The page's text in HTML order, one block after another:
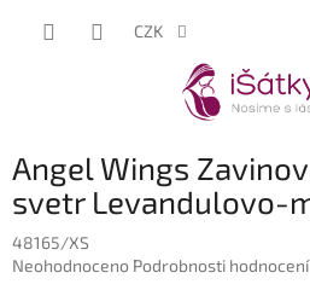
CZK
Angel Wings
svetr Levandulovo-
48165/XS
Průměrné
Neohodnoceno Podrobnosti hodnocení